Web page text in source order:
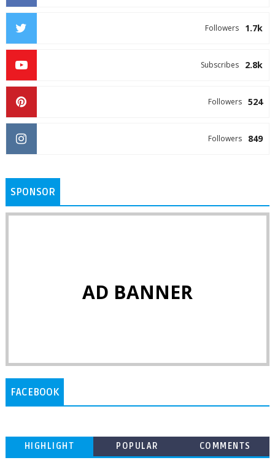
1.7k
Followers
2.8k
Subscribes
524
Followers
849
Followers
SPONSOR
AD BANNER
FACEBOOK
HIGHLIGHT POPULAR COMMENTS